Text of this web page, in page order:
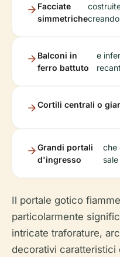
Facciate
simmetriche
Balconi in
ferro battuto
e
Cortili centrali o
Grandi portali
d'ingresso
che
Il portale gotico
particolarmente
intricate traforature,
decorativi